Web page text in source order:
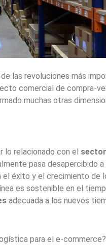
las revoluciones más
comercial de compra-
muchas otras
lo relacionado con el sector
pasa desapercibido a
el éxito y el crecimiento de
es sostenible en el
adecuada a los nuevos
para el e-